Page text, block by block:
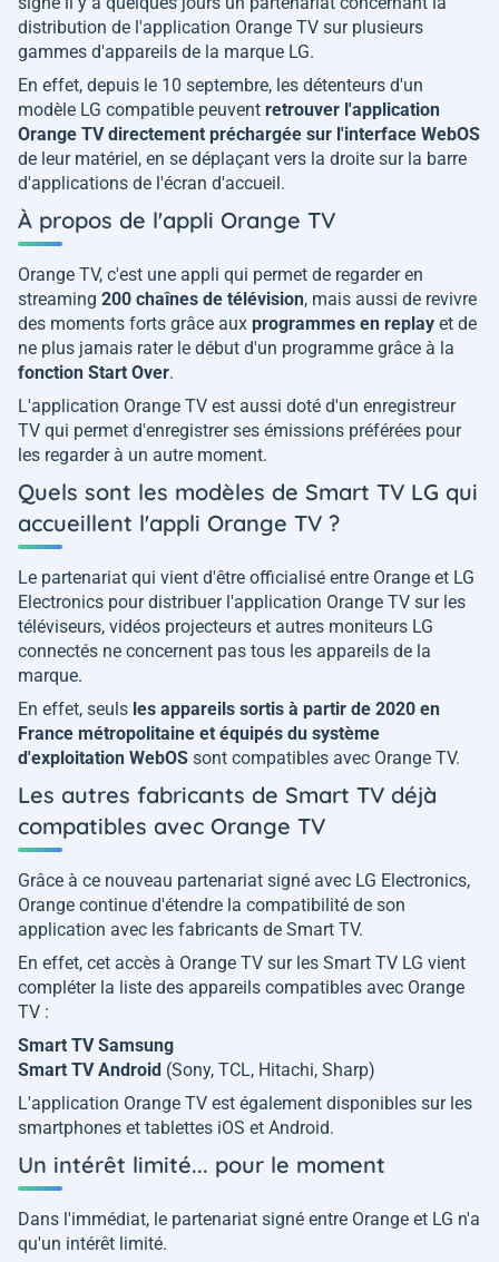
distribution de l'application Orange TV sur plusieurs
gammes d'appareils de la marque LG.
En effet, depuis le 10 septembre, les détenteurs d'un
modèle LG compatible peuvent retrouver l'application
Orange TV directement préchargée sur l'interface WebOS
de leur matériel, en se déplaçant vers la droite sur la barre
d'applications de l'écran d'accueil.
À propos de l'appli Orange TV
Orange TV, c'est une appli qui permet de regarder en
streaming 200 chaînes de télévision, mais aussi de revivre
des moments forts grâce aux programmes en replay et de
ne plus jamais rater le début d'un programme grâce à la
fonction Start Over.
L'application Orange TV est aussi doté d'un enregistreur
TV qui permet d'enregistrer ses émissions préférées pour
les regarder à un autre moment.
Quels sont les modèles de Smart TV LG qui
accueillent l'appli Orange TV ?
Le partenariat qui vient d'être officialisé entre Orange et LG
Electronics pour distribuer l'application Orange TV sur les
téléviseurs, vidéos projecteurs et autres moniteurs LG
connectés ne concernent pas tous les appareils de la
marque.
En effet, seuls les appareils sortis à partir de 2020 en
France métropolitaine et équipés du système
d'exploitation WebOS sont compatibles avec Orange TV.
Les autres fabricants de Smart TV déjà
compatibles avec Orange TV
Grâce à ce nouveau partenariat signé avec LG Electronics,
Orange continue d'étendre la compatibilité de son
application avec les fabricants de Smart TV.
En effet, cet accès à Orange TV sur les Smart TV LG vient
compléter la liste des appareils compatibles avec Orange
TV :
Smart TV Samsung
Smart TV Android (Sony, TCL, Hitachi, Sharp)
L'application Orange TV est également disponibles sur les
smartphones et tablettes iOS et Android.
Un intérêt limité... pour le moment
Dans l'immédiat, le partenariat signé entre Orange et LG n'a
qu'un intérêt limité.